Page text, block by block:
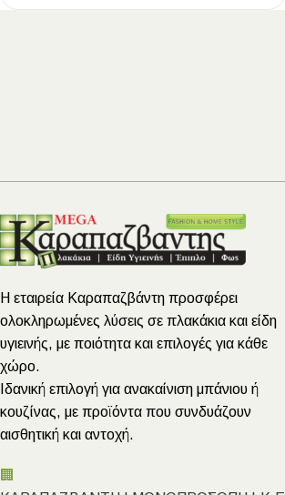
Η εταιρεία Καραπαζβάντη προσφέρει
ολοκληρωμένες λύσεις σε πλακάκια και είδη
υγιεινής, με ποιότητα και επιλογές για κάθε
χώρο.
Ιδανική επιλογή για ανακαίνιση μπάνιου ή
κουζίνας, με προϊόντα που συνδυάζουν
αισθητική και αντοχή.
🏢